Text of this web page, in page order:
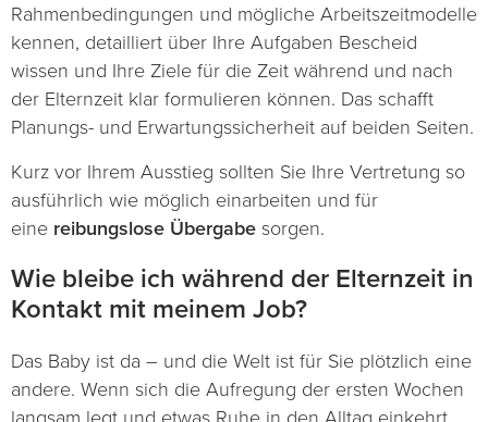
Rahmenbedingungen und mögliche Arbeitszeitmodelle
kennen, detailliert über Ihre Aufgaben Bescheid
wissen und Ihre Ziele für die Zeit während und nach
der Elternzeit klar formulieren können. Das schafft
Planungs- und Erwartungssicherheit auf beiden Seiten.
Kurz vor Ihrem Ausstieg sollten Sie Ihre Vertretung so
ausführlich wie möglich einarbeiten und für
eine reibungslose Übergabe sorgen.
Wie bleibe ich während der Elternzeit in
Kontakt mit meinem Job?
Das Baby ist da – und die Welt ist für Sie plötzlich eine
andere. Wenn sich die Aufregung der ersten Wochen
langsam legt und etwas Ruhe in den Alltag einkehrt,